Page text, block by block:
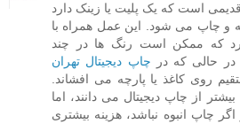
است که یک پلیت یا زینک دارد
و چاپ می شود. این عمل همراه با
که ممکن است رنگ ها در چند
حالی که در چاپ دیجیتال تهران
روی کاغذ یا پارچه می افشاند.
از چاپ دیجیتال می دانند، اما
چاپ انبوه نباشد، هزینه بیشتری